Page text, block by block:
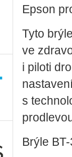
Epson
Tyto
ve
i piloti
s
Brýle